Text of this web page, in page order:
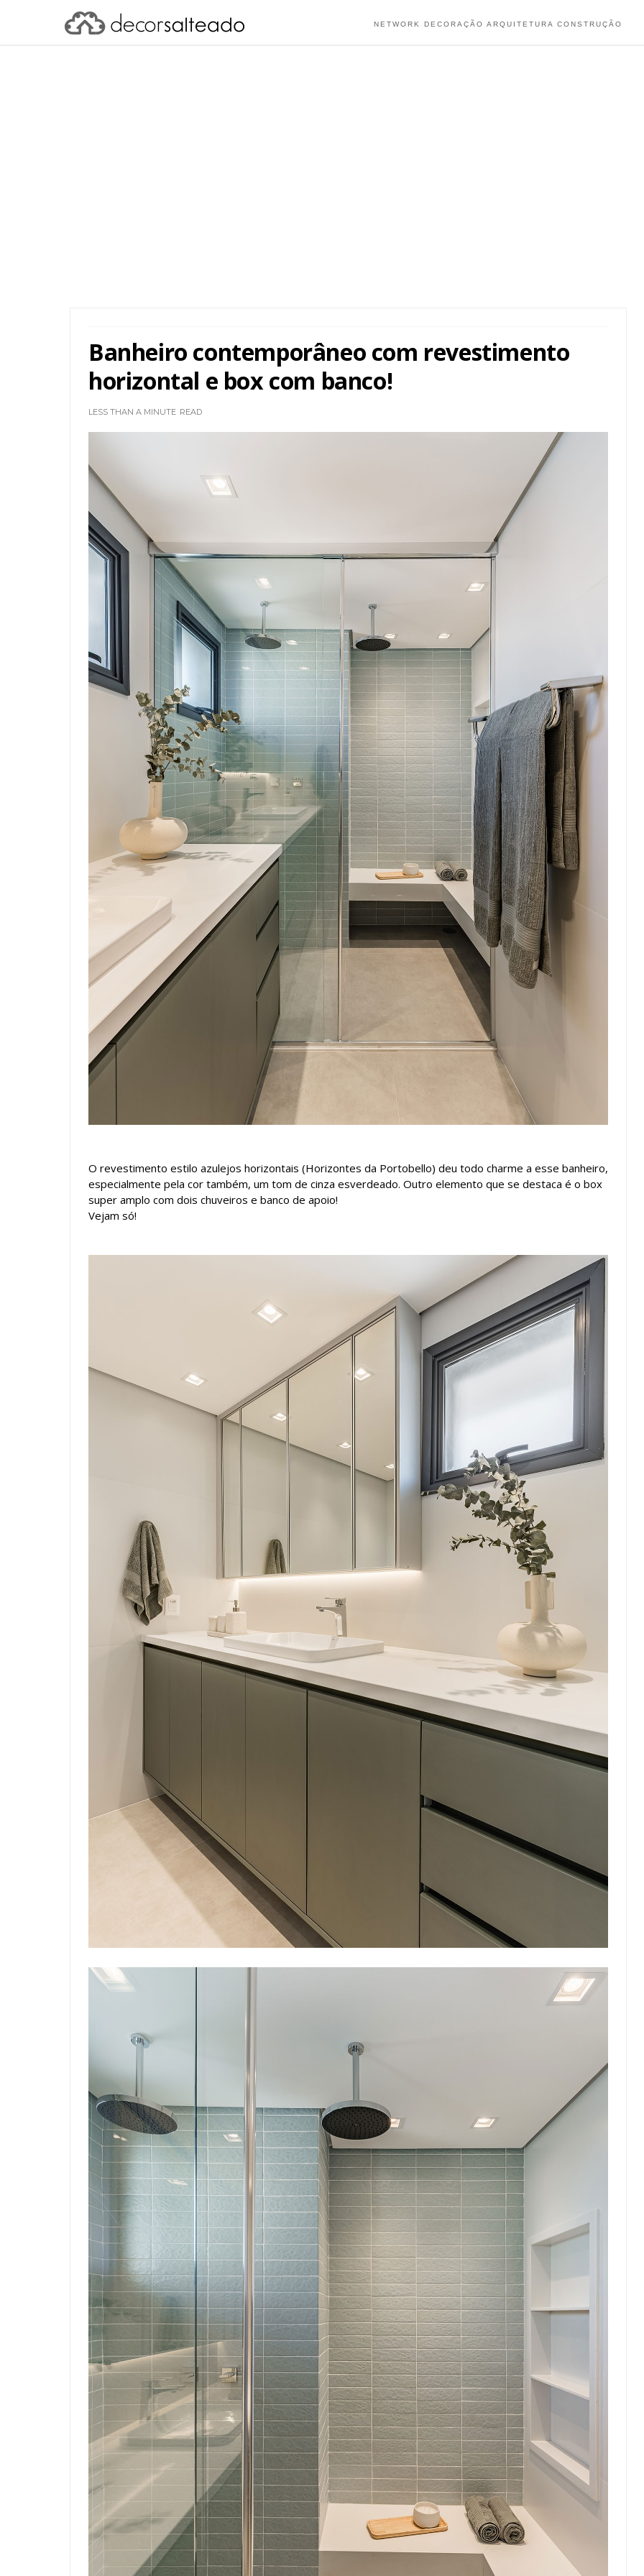
NETWORK DECORAÇÃO ARQUITETURA CONSTRUÇÃO
Banheiro contemporâneo com revestimento
horizontal e box com banco!
LESS THAN A MINUTE READ
O revestimento estilo azulejos horizontais (Horizontes da Portobello) deu todo charme a esse banheiro,
especialmente pela cor também, um tom de cinza esverdeado. Outro elemento que se destaca é o box
super amplo com dois chuveiros e banco de apoio!
Vejam só!